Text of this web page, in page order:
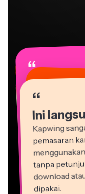
“
Ini
Kapwing
pemasaran
tanpa
download
dipakai.
“
“
“
“
“
“
“